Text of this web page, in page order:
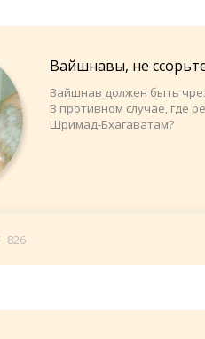
Вайшнавы, не
Вайшнав должен быть
В противном случае, где
Шримад-Бхагаватам?
826